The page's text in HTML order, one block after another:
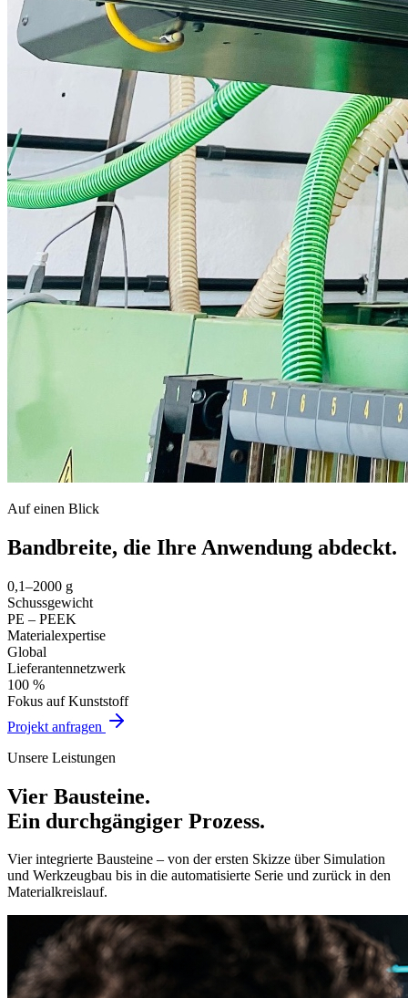
Auf einen Blick
Bandbreite, die Ihre Anwendung abdeckt.
0,1–2000 g
Schussgewicht
PE – PEEK
Materialexpertise
Global
Lieferantennetzwerk
100 %
Fokus auf Kunststoff
Projekt anfragen
Unsere Leistungen
Vier Bausteine.
Ein durchgängiger Prozess.
Vier integrierte Bausteine – von der ersten Skizze über Simulation
und Werkzeugbau bis in die automatisierte Serie und zurück in den
Materialkreislauf.